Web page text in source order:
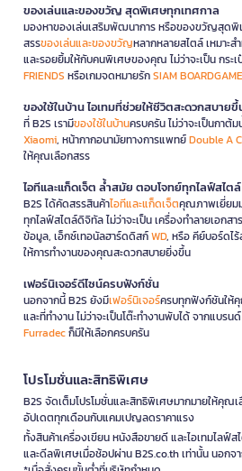
ของเล่นและของขวัญ สุดพิเศษทุกเทศกาล
มองหาของเล่นเสริมพัฒนาการ หรือของขวัญสุดพิเ
สรรของเล่นและของขวัญหลากหลายสไตล์ เหมาะ
และรอยยิ้มให้กับคนพิเศษของคุณ ไม่ว่าจะเป็น กระ
FRIENDS หรือเกมจดหมายรักSIAM
ของใช้ในบ้าน ไอเทมที่ช่วยให้ชีวิตสะดวกสบาย
ที่ B2S เรามีของใช้ในบ้านครบครัน ไม่ว่าจะเป็นกาต้ม
Xiaomi, หน้ากากอนามัยทางการแพทย์Double A
ให้คุณเลือกสรร
ไอทีและแก็ดเจ็ต ล้ำสมัย ตอบโจทย์ทุกไลฟ์สไตล์
B2S ได้คัดสรรสินค้าไอทีและแก็ดเจ็ตคุณภาพเยี่ยม
ทุกไลฟ์สไตล์ดิจิทัล ไม่ว่าจะเป็น เครื่องทำลายเอกสาร
ข้อมูล, เอ็กซ์เทอนัลฮาร์ดดิสก์WD, หรือ คีย์บอร์ดไร้
ให้การทำงานของคุณสะดวกสบายยิ่งขึ้น
เฟอร์นิเจอร์ดีไซน์ครบฟังก์ชั่น
นอกจากนี้ B2S ยังมีเฟอร์นิเจอร์ครบทุกฟังก์ชันให้
และที่ทำงาน ไม่ว่าจะเป็นโต๊ะทำงานพับได้ จากแบรนด์
Furradecก็มีให้เลือกครบครัน
โปรโมชั่นและสิทธิพิเศษ
B2S จัดเต็มโปรโมชั่นและสิทธิพิเศษมากมายให้คุณ
อัปเดตทุกเดือนกับแคมเปญลดราคาแรง
ทั้งสินค้าเครื่องเขียน หนังสือขายดี และไอเทมไล
และดีลพิเศษเมื่อช้อปผ่าน B2S.co.th เท่านั้น นอกจ